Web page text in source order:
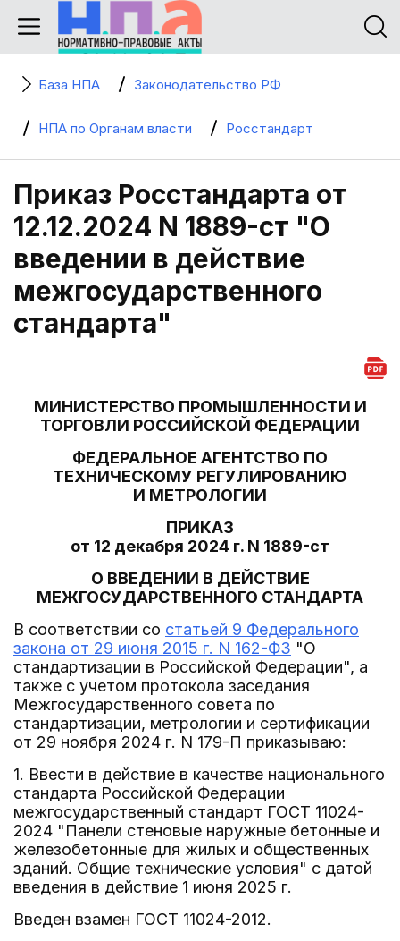
База НПА Законодательство РФ
НПА по Органам власти Росстандарт
Приказ Росстандарта от
12.12.2024 N 1889-ст "О
введении в действие
межгосударственного
стандарта"
МИНИСТЕРСТВО ПРОМЫШЛЕННОСТИ И
ТОРГОВЛИ РОССИЙСКОЙ ФЕДЕРАЦИИ
ФЕДЕРАЛЬНОЕ АГЕНТСТВО ПО
ТЕХНИЧЕСКОМУ РЕГУЛИРОВАНИЮ
И МЕТРОЛОГИИ
ПРИКАЗ
от 12 декабря 2024 г. N 1889-ст
О ВВЕДЕНИИ В ДЕЙСТВИЕ
МЕЖГОСУДАРСТВЕННОГО СТАНДАРТА
В соответствии со статьей 9 Федерального
закона от 29 июня 2015 г. N 162-ФЗ "О
стандартизации в Российской Федерации", а
также с учетом протокола заседания
Межгосударственного совета по
стандартизации, метрологии и сертификации
от 29 ноября 2024 г. N 179-П приказываю:
1. Ввести в действие в качестве национального
стандарта Российской Федерации
межгосударственный стандарт ГОСТ 11024-
2024 "Панели стеновые наружные бетонные и
железобетонные для жилых и общественных
зданий. Общие технические условия" с датой
введения в действие 1 июня 2025 г.
Введен взамен ГОСТ 11024-2012.